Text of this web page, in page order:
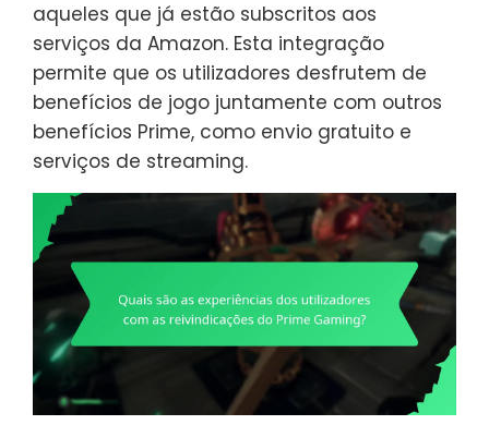
aqueles que já estão subscritos aos
serviços da Amazon. Esta integração
permite que os utilizadores desfrutem de
benefícios de jogo juntamente com outros
benefícios Prime, como envio gratuito e
serviços de streaming.